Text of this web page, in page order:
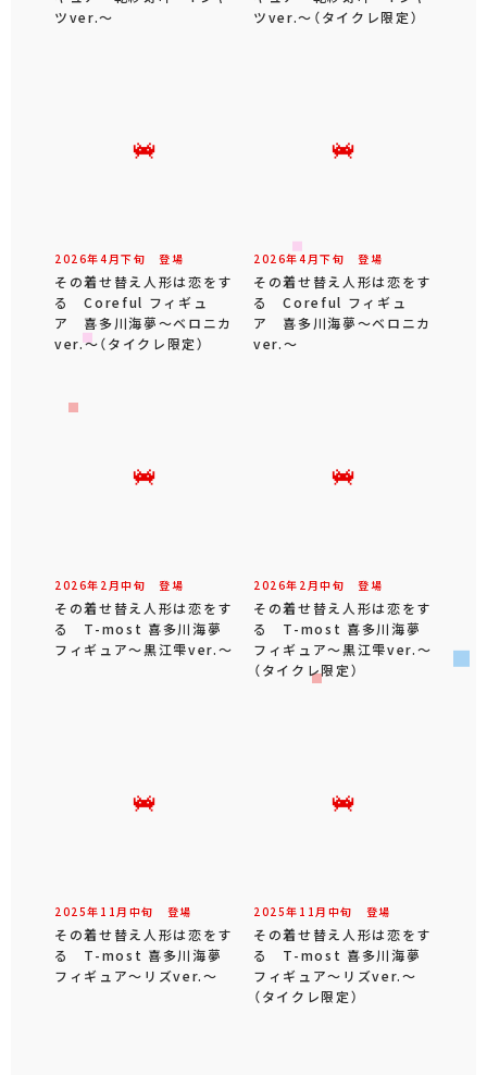
ツver.～
ツver.～（タイクレ限定）
2026年4 月下旬 登場
その着せ替え人形は恋をす
る Coreful フィギュ
ア 喜多川海夢～ベロニカ
ver.～（タイクレ限定）
2026年4 月下旬 登場
その着せ替え人形は恋をす
る Coreful フィギュ
ア 喜多川海夢～ベロニカ
ver.～
2026年 2 月中旬 登場
その着せ替え人形は恋をす
る T-most 喜多川海夢
フィギュア～黒江雫ver.～
2026年 2 月中旬 登場
その着せ替え人形は恋をす
る T-most 喜多川海夢
フィギュア～黒江雫ver.～
（タイクレ限定）
2025年 11 月 中旬 登場
その着せ替え人形は恋をす
る T-most 喜多川海夢
フィギュア～リズver.～
2025年 11 月 中旬 登場
その着せ替え人形は恋をす
る T-most 喜多川海夢
フィギュア～リズver.～
（タイクレ限定）